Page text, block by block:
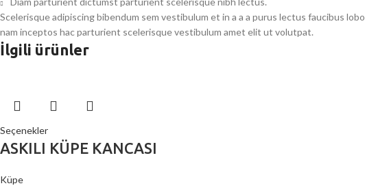
Scelerisque adipiscing bibendum sem vestibulum et in a a a purus lectus faucibus
nam inceptos hac parturient scelerisque vestibulum amet elit ut volutpat.
İlgili ürünler
Seçenekler
ASKILI KÜPE KANCASI
Küpe